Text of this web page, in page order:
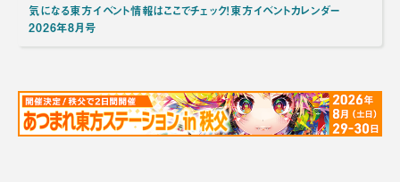
気になる東方イベント情報はここでチェック！東方イベントカレンダー
2026年8月号